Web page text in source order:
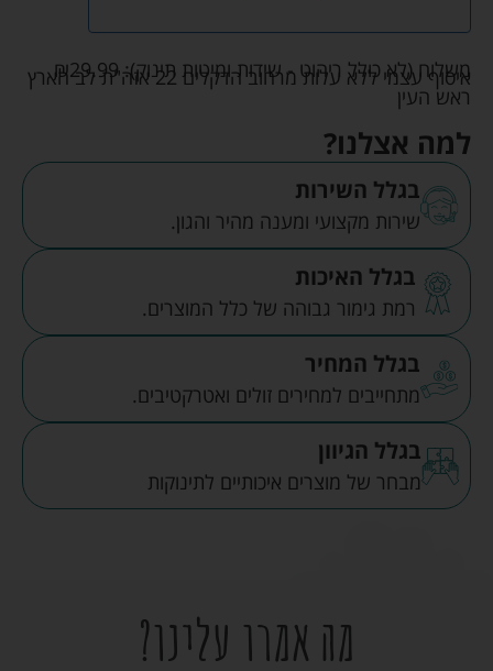
משלוח (לא כולל ריהוט - שידות ומיטות תינוק): ₪29.99
איסוף עצמי ללא עלות מרחוב הדקלים 22 אזה"ת לב הארץ
ראש העין
למה אצלנו?
בגלל השירות
שירות מקצועי ומענה מהיר והגון.
בגלל האיכות
רמת גימור גבוהה של כלל המוצרים.
בגלל המחיר
מתחייבים למחירים זולים ואטרקטיבים.
בגלל הגיוון
מבחר של מוצרים איכותיים לתינוקות
מה אמרו עלינו?